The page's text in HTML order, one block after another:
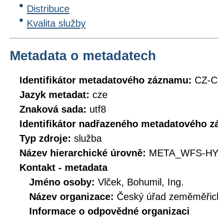
Distribuce
Kvalita služby
Metadata o metadatech
Identifikátor metadatového záznamu: CZ-
Jazyk metadat: cze
Znaková sada: utf8
Identifikátor nadřazeného metadatového
Typ zdroje: služba
Název hierarchické úrovně: META_WFS-
Kontakt - metadata
Jméno osoby: Vlček, Bohumil, Ing.
Název organizace: Český úřad
Informace o odpovědné organizaci